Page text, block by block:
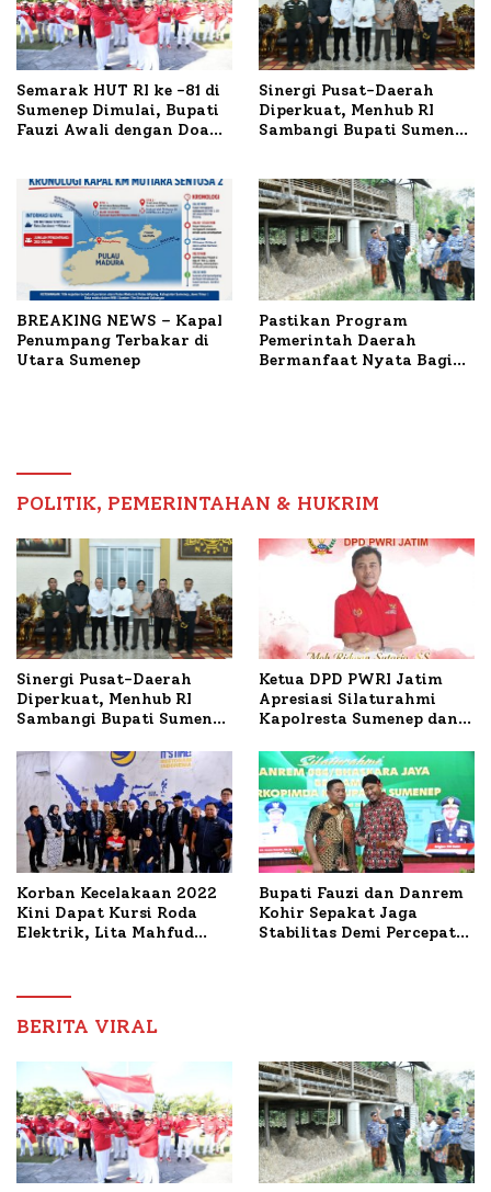
Semarak HUT RI ke -81 di
Sumenep Dimulai, Bupati
Fauzi Awali dengan Doa
Sinergi Pusat-Daerah
Diperkuat, Menhub RI
Sambangi Bupati Sumenep
BREAKING NEWS – Kapal
Penumpang Terbakar di
Utara Sumenep
Pastikan Program
Pemerintah Daerah
Bermanfaat Nyata Bagi
POLITIK, PEMERINTAHAN & HUKRIM
Sinergi Pusat-Daerah
Diperkuat, Menhub RI
Sambangi Bupati Sumenep
Mutiara Sentosa II
Ketua DPD PWRI Jatim
Apresiasi Silaturahmi
Kapolresta Sumenep dan
Ideal Polri-Pers
Korban Kecelakaan 2022
Kini Dapat Kursi Roda
Elektrik, Lita Mahfud
Nabil
Bupati Fauzi dan Danrem
Kohir Sepakat Jaga
Stabilitas Demi Percepat
BERITA VIRAL